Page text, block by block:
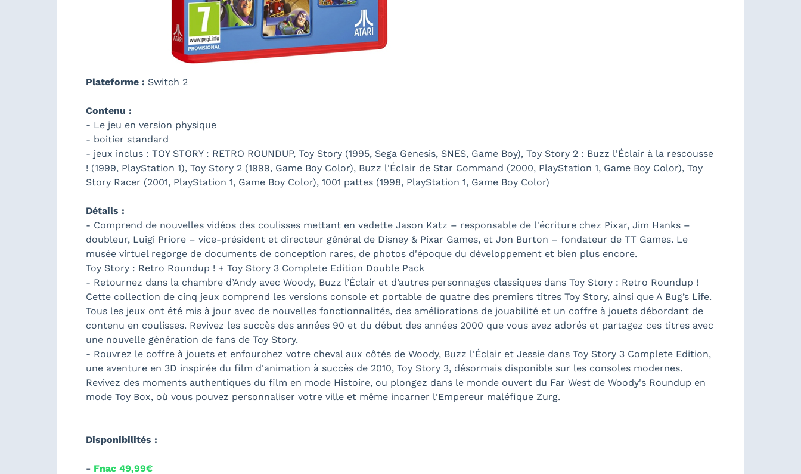
Plateforme : Switch 2
Contenu :
- Le jeu en version physique
- boitier standard
- jeux inclus : TOY STORY : RETRO ROUNDUP, Toy Story (1995, Sega Genesis, SNES, Game Boy), Toy Story 2 : Buzz l'Éclair à la rescousse
! (1999, PlayStation 1), Toy Story 2 (1999, Game Boy Color), Buzz l'Éclair de Star Command (2000, PlayStation 1, Game Boy Color), Toy
Story Racer (2001, PlayStation 1, Game Boy Color), 1001 pattes (1998, PlayStation 1, Game Boy Color)
Détails :
- Comprend de nouvelles vidéos des coulisses mettant en vedette Jason Katz – responsable de l'écriture chez Pixar, Jim Hanks –
doubleur, Luigi Priore – vice-président et directeur général de Disney & Pixar Games, et Jon Burton – fondateur de TT Games. Le
musée virtuel regorge de documents de conception rares, de photos d'époque du développement et bien plus encore.
Toy Story : Retro Roundup ! + Toy Story 3 Complete Edition Double Pack
- Retournez dans la chambre d’Andy avec Woody, Buzz l’Éclair et d’autres personnages classiques dans Toy Story : Retro Roundup !
Cette collection de cinq jeux comprend les versions console et portable de quatre des premiers titres Toy Story, ainsi que A Bug’s Life.
Tous les jeux ont été mis à jour avec de nouvelles fonctionnalités, des améliorations de jouabilité et un coffre à jouets débordant de
contenu en coulisses. Revivez les succès des années 90 et du début des années 2000 que vous avez adorés et partagez ces titres avec
une nouvelle génération de fans de Toy Story.
- Rouvrez le coffre à jouets et enfourchez votre cheval aux côtés de Woody, Buzz l'Éclair et Jessie dans Toy Story 3 Complete Edition,
une aventure en 3D inspirée du film d'animation à succès de 2010, Toy Story 3, désormais disponible sur les consoles modernes.
Revivez des moments authentiques du film en mode Histoire, ou plongez dans le monde ouvert du Far West de Woody's Roundup en
mode Toy Box, où vous pouvez personnaliser votre ville et même incarner l'Empereur maléfique Zurg.
Disponibilités :
- Fnac 49,99€